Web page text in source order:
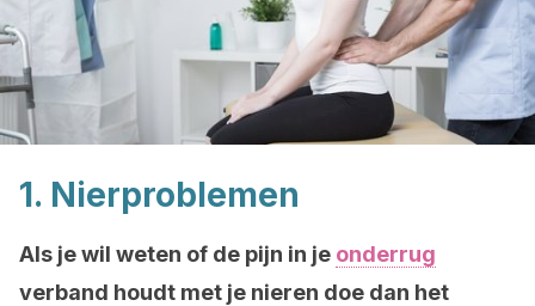
1. Nierproblemen
Als je wil weten of de pijn in je onderrug
verband houdt met je nieren doe dan het